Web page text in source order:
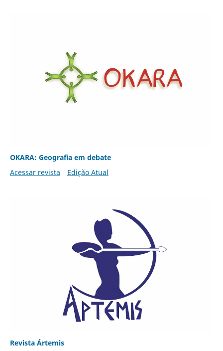
OKARA: Geografia em debate
Acessar revista
Edição Atual
Revista Ártemis